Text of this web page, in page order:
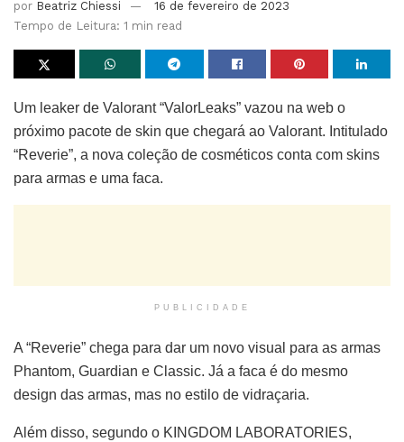
por Beatriz Chiessi
16 de fevereiro de 2023
Tempo de Leitura: 1 min read
Um leaker de Valorant “ValorLeaks” vazou na web o
próximo pacote de skin que chegará ao Valorant. Intitulado
“Reverie”, a nova coleção de cosméticos conta com skins
para armas e uma faca.
PUBLICIDADE
A “Reverie” chega para dar um novo visual para as armas
Phantom, Guardian e Classic. Já a faca é do mesmo
design das armas, mas no estilo de vidraçaria.
Além disso, segundo o KINGDOM LABORATORIES,